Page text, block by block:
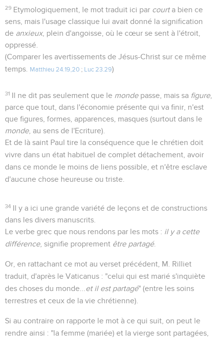
29 Etymologiquement, le mot traduit ici par courta bien ce
sens, mais l'usage classique lui avait donné la signification
de anxieux, plein d'angoisse, où le cœur se sent à l'étroit,
oppressé.
(Comparer les avertissements de Jésus-Christ sur ce même
temps.
Matthieu 24.19,20 ; Luc 23.29)
31 Il ne dit pas seulement que le mondepasse, mais sa figure,
parce que tout, dans l'économie présente qui va finir, n'est
que figures, formes, apparences, masques (surtout dans le
monde, au sens de l'Ecriture).
Et de là saint Paul tire la conséquence que le chrétien doit
vivre dans un état habituel de complet détachement, avoir
dans ce monde le moins de liens possible, et n'être esclave
d'aucune chose heureuse ou triste.
34 Il y a ici une grande variété de leçons et de constructions
dans les divers manuscrits.
Le verbe grec que nous rendons par les mots : il y a cette
différence, signifie proprement être partagé.
Or, en rattachant ce mot au verset précédent, M. Rilliet
traduit, d'après le Vaticanus : "celui qui est marié s'inquiète
des choses du monde... et il est partagé" (entre les soins
terrestres et ceux de la vie chrétienne).
Si au contraire on rapporte le mot à ce qui suit, on peut le
rendre ainsi : "la femme (mariée) et la vierge sont partagées,